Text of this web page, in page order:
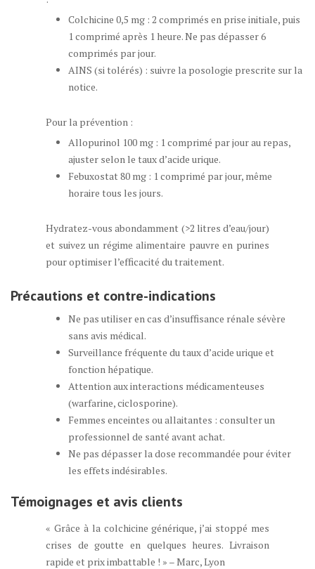
Colchicine 0,5 mg : 2 comprimés en prise initiale, puis
1 comprimé après 1 heure. Ne pas dépasser 6
comprimés par jour.
AINS (si tolérés) : suivre la posologie prescrite sur la
notice.
Pour la prévention :
Allopurinol 100 mg : 1 comprimé par jour au repas,
ajuster selon le taux d’acide urique.
Febuxostat 80 mg : 1 comprimé par jour, même
horaire tous les jours.
Hydratez-vous abondamment (>2 litres d’eau/jour)
et suivez un régime alimentaire pauvre en purines
pour optimiser l’efficacité du traitement.
Précautions et contre-indications
Ne pas utiliser en cas d’insuffisance rénale sévère
sans avis médical.
Surveillance fréquente du taux d’acide urique et
fonction hépatique.
Attention aux interactions médicamenteuses
(warfarine, ciclosporine).
Femmes enceintes ou allaitantes : consulter un
professionnel de santé avant achat.
Ne pas dépasser la dose recommandée pour éviter
les effets indésirables.
Témoignages et avis clients
« Grâce à la colchicine générique, j’ai stoppé mes
crises de goutte en quelques heures. Livraison
rapide et prix imbattable ! » – Marc, Lyon